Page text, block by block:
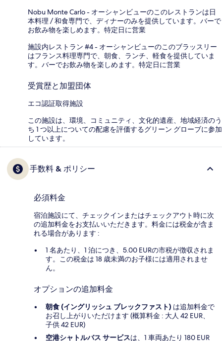
Nobu Monte Carlo - オーシャンビューのこのレストランは日
本料理 / 和食専門で、ディナーのみを提供しています。バーで
お飲み物を楽しめます。特定日に営業
施設内レストラン #4 - オーシャンビューのこのブラッスリー
はフランス料理専門で、朝食、ランチ、軽食を提供していま
す。バーでお飲み物を楽しめます。特定日に営業
受賞歴と加盟団体
エコ認証取得施設
この施設は、環境、コミュニティ、文化的遺産、地域経済のう
ち 1 つ以上についての配慮を評価するグリーン グローブに参加
しています。
手数料 & ポリシー
必須料金
宿泊施設にて、チェックインまたはチェックアウト時に次
の追加料金をお支払いいただきます。料金には税金が含ま
れる場合があります :
1 名あたり、1 泊につき、5.00 EURの市税が徴収されま
す。この税金は 18 歳未満のお子様には適用されませ
ん。
オプションの追加料金
朝食 (イングリッシュ ブレックファスト) は追加料金で
お召し上がりいただけます (概算料金 : 大人 42 EUR、
子供 42 EUR)
空港シャトルバス サービスは、1 車両あたり 180 EUR